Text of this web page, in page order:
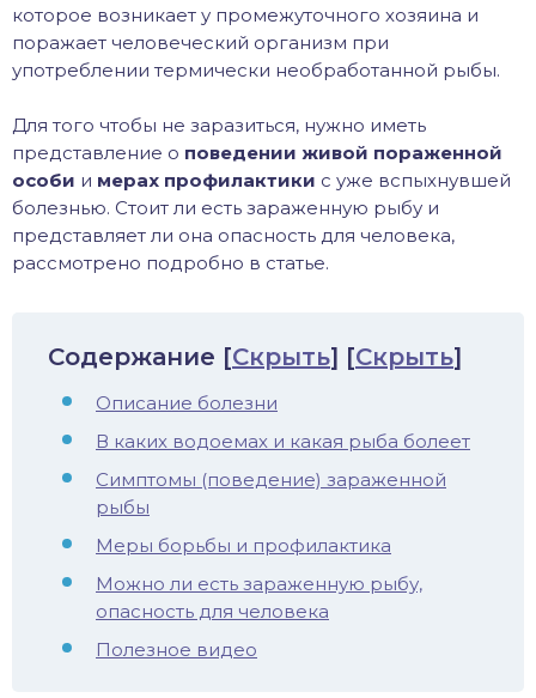
которое возникает у промежуточного хозяина и
поражает человеческий организм при
употреблении термически необработанной рыбы.
Для того чтобы не заразиться, нужно иметь
представление о поведении живой пораженной
особи и мерах профилактики с уже вспыхнувшей
болезнью. Стоит ли есть зараженную рыбу и
представляет ли она опасность для человека,
рассмотрено подробно в статье.
Содержание [Скрыть] [Скрыть]
Описание болезни
В каких водоемах и какая рыба болеет
Симптомы (поведение) зараженной
рыбы
Меры борьбы и профилактика
Можно ли есть зараженную рыбу,
опасность для человека
Полезное видео
амур